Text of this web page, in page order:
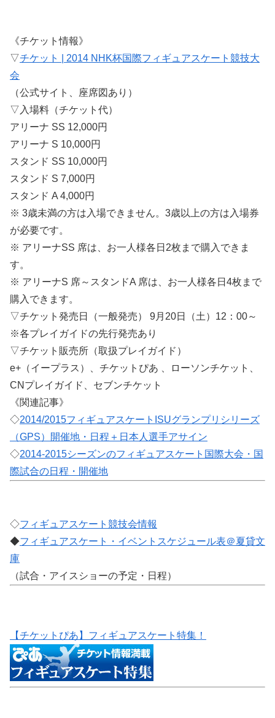
《チケット情報》
▽チケット | 2014 NHK杯国際フィギュアスケート競技大
会
（公式サイト、座席図あり）
▽入場料（チケット代）
アリーナ SS 12,000円
アリーナ S 10,000円
スタンド SS 10,000円
スタンド S 7,000円
スタンド A 4,000円
※ 3歳未満の方は入場できません。3歳以上の方は入場券
が必要です。
※ アリーナSS 席は、お一人様各日2枚まで購入できま
す。
※ アリーナS 席～スタンドA 席は、お一人様各日4枚まで
購入できます。
▽チケット発売日（一般発売） 9月20日（土）12：00～
※各プレイガイドの先行発売あり
▽チケット販売所（取扱プレイガイド）
e+（イープラス）、チケットぴあ 、ローソンチケット、
CNプレイガイド、セブンチケット
《関連記事》
◇2014/2015フィギュアスケートISUグランプリシリーズ
（GPS）開催地・日程＋日本人選手アサイン
◇2014-2015シーズンのフィギュアスケート国際大会・国
際試合の日程・開催地
◇フィギュアスケート競技会情報
◆フィギュアスケート・イベントスケジュール表＠夏貸文
庫
（試合・アイスショーの予定・日程）
【チケットぴあ】フィギュアスケート特集！